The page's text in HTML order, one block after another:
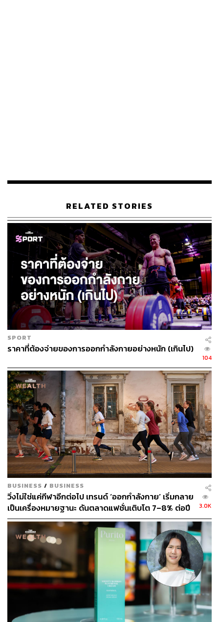
ตรวจสุขภาพอย่างน้อยปีละครั้ง
มองหาข้อดีของตัวเองวันละหนึ่งเรื่อง และรักษาข้อดี
นั้นไว้
ภาพประกอบ:กริน วสุรัฐกร
TAGS: การตรวจสุขภาพประจำปี การดูแลตัวเอง
ความงาม
การออกกำลังกาย
6.5K
ABOUT THE AUTHOR
ภูริตา บุญล้อม
Beauty Editor | THE STANDARD LIFE
RELATED STORIES
SPORT
ราคาที่ต้องจ่ายของการออกกำลังกายอย่างหนัก (เกินไป)
104
BUSINESS / BUSINESS
วิ่งไม่ใช่แค่กีฬาอีกต่อไป เทรนด์ ‘ออกกำลังกาย’ เริ่มกลาย
เป็นเครื่องหมายฐานะ ดันตลาดแฟชั่นเติบโต 7–8% ต่อปี
3.0K